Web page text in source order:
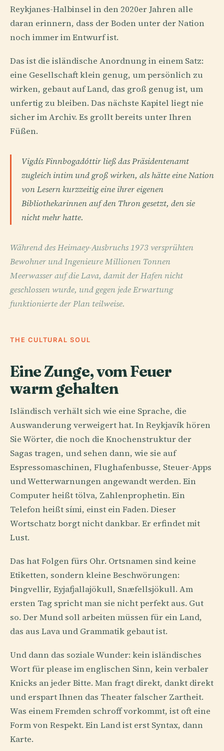
Reykjanes-Halbinsel in den 2020er Jahren alle
daran erinnern, dass der Boden unter der Nation
noch immer im Entwurf ist.
Das ist die isländische Anordnung in einem Satz:
eine Gesellschaft klein genug, um persönlich zu
wirken, gebaut auf Land, das groß genug ist, um
unfertig zu bleiben. Das nächste Kapitel liegt nie
sicher im Archiv. Es grollt bereits unter Ihren
Füßen.
Vigdís Finnbogadóttir ließ das Präsidentenamt
zugleich intim und groß wirken, als hätte eine Nation
von Lesern kurzzeitig eine ihrer eigenen
Bibliothekarinnen auf den Thron gesetzt, den sie
nicht mehr hatte.
Während des Heimaey-Ausbruchs 1973 versprühten
Bewohner und Ingenieure Millionen Tonnen
Meerwasser auf die Lava, damit der Hafen nicht
geschlossen wurde, und gegen jede Erwartung
funktionierte der Plan teilweise.
THE CULTURAL SOUL
Eine Zunge, vom Feuer
warm gehalten
Isländisch verhält sich wie eine Sprache, die
Auswanderung verweigert hat. In Reykjavík hören
Sie Wörter, die noch die Knochenstruktur der
Sagas tragen, und sehen dann, wie sie auf
Espressomaschinen, Flughafenbusse, Steuer-Apps
und Wetterwarnungen angewandt werden. Ein
Computer heißt tölva, Zahlenprophetin. Ein
Telefon heißt sími, einst ein Faden. Dieser
Wortschatz borgt nicht dankbar. Er erfindet mit
Lust.
Das hat Folgen fürs Ohr. Ortsnamen sind keine
Etiketten, sondern kleine Beschwörungen:
Þingvellir, Eyjafjallajökull, Snæfellsjökull. Am
ersten Tag spricht man sie nicht perfekt aus. Gut
so. Der Mund soll arbeiten müssen für ein Land,
das aus Lava und Grammatik gebaut ist.
Und dann das soziale Wunder: kein isländisches
Wort für please im englischen Sinn, kein verbaler
Knicks an jeder Bitte. Man fragt direkt, dankt direkt
und erspart Ihnen das Theater falscher Zartheit.
Was einem Fremden schroff vorkommt, ist oft eine
Form von Respekt. Ein Land ist erst Syntax, dann
Karte.